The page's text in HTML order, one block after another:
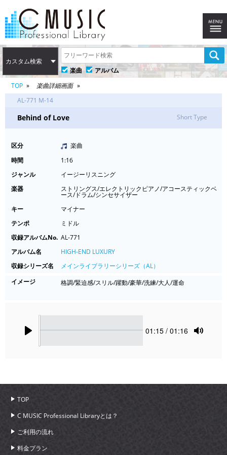
カスタム検索
楽曲
アルバム
TOP
楽曲詳細画面
AL-771 M-14
Behind of Love Short Type
区分
楽曲
時間
1:16
ジャンル
イージーリスニング
楽器
ストリングス/エレクトリックピアノ/アコースティックベ
ース/ドラム/シンセサイザー
キー
マイナー
テンポ
ミドル
収録アルバムNo. AL-771
アルバム名
HIGH-END LUXURY
収録シリーズ名
メインライブラリーシリーズ（AL）
イメージ
格調/緊迫感/スリル/躍動/豪華/洗練/大人/運命
Current
01:15 / 01:16
TOP
C MUSIC Professional Libraryとは？
ご利用の流れ
料金プラン